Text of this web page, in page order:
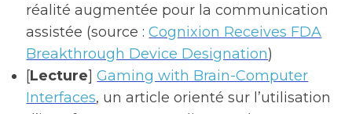
réalité augmentée pour la communication
assistée (source :Cognixion Receives FDA
Breakthrough Device Designation)
[Lecture]Gaming with Brain-Computer
Interfaces, un article orienté sur l’utilisation